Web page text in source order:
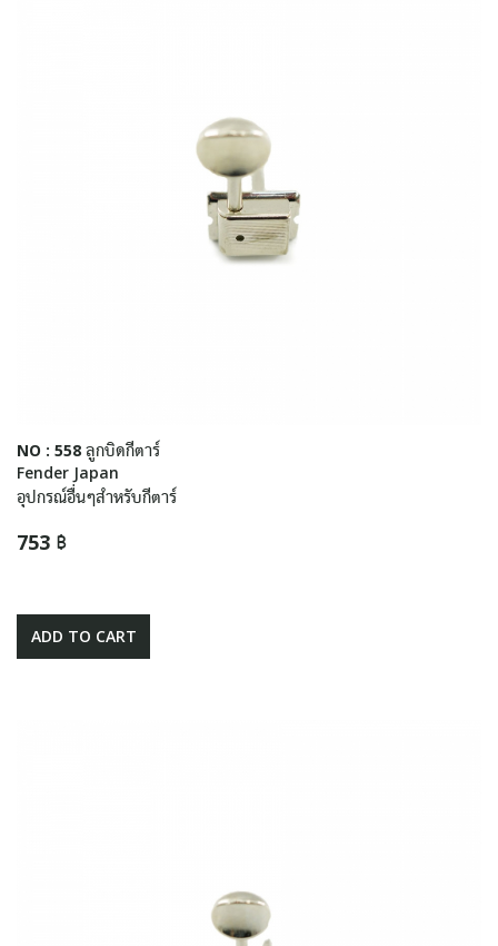
NO : 558 ลูกบิดกีตาร์
Fender Japan
อุปกรณ์อื่นๆสำหรับกีตาร์
753 ฿
ADD TO CART